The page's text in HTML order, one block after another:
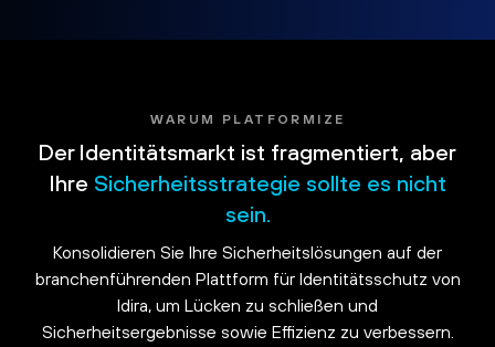
WARUM PLATFORMIZE
Der Identitätsmarkt ist fragmentiert, aber
Ihre Sicherheitsstrategie sollte es nicht
sein.
Konsolidieren Sie Ihre Sicherheitslösungen auf der
branchenführenden Plattform für Identitätsschutz von
Idira, um Lücken zu schließen und
Sicherheitsergebnisse sowie Effizienz zu verbessern.